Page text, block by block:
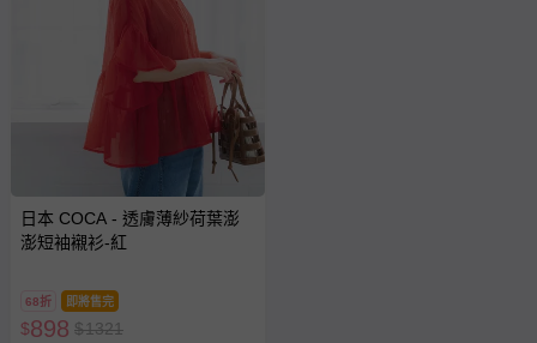
日本 COCA - 透膚薄紗荷葉澎
澎短袖襯衫-紅
68折 即將售完
$898 $1321